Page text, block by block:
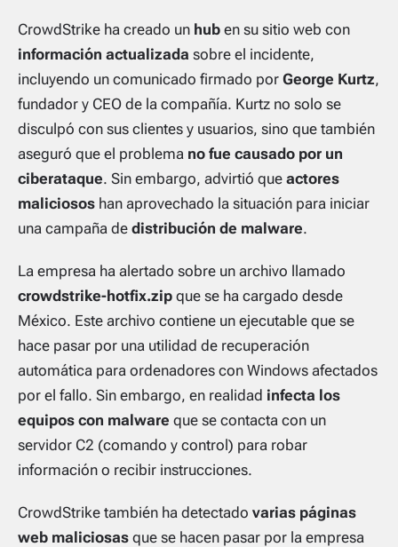
CrowdStrike ha creado un hub en su sitio web con
información actualizada sobre el incidente,
incluyendo un comunicado firmado por George Kurtz,
fundador y CEO de la compañía. Kurtz no solo se
disculpó con sus clientes y usuarios, sino que también
aseguró que el problema no fue causado por un
ciberataque. Sin embargo, advirtió que actores
maliciosos han aprovechado la situación para iniciar
una campaña de distribución de malware.
La empresa ha alertado sobre un archivo llamado
crowdstrike-hotfix.zip que se ha cargado desde
México. Este archivo contiene un ejecutable que se
hace pasar por una utilidad de recuperación
automática para ordenadores con Windows afectados
por el fallo. Sin embargo, en realidad infecta los
equipos con malware que se contacta con un
servidor C2 (comando y control) para robar
información o recibir instrucciones.
CrowdStrike también ha detectado varias páginas
web maliciosas que se hacen pasar por la empresa